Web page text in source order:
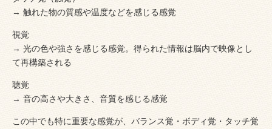
→ 触れた物の質感や温度などを感じる感覚
視覚
→ 光の色や強さを感じる感覚。得られた情報は脳内で映像とし
て再構築される
聴覚
→ 音の高さや大きさ、音質を感じる感覚
この中でも特に重要な感覚が、バランス覚・ボディ覚・タッチ覚